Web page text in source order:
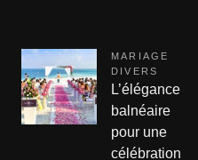
MARIAGE
DIVERS
L’élégance
balnéaire
pour une
célébration